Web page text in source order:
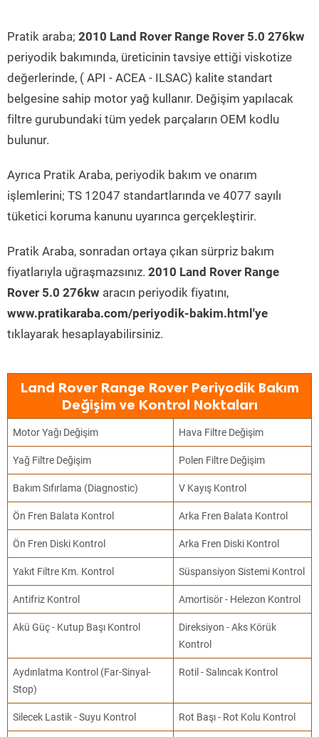
Pratik araba; 2010 Land Rover Range Rover 5.0 276kw
periyodik bakımında, üreticinin tavsiye ettiği viskotize
değerlerinde, ( API - ACEA - ILSAC) kalite standart
belgesine sahip motor yağ kullanır. Değişim yapılacak
filtre gurubundaki tüm yedek parçaların OEM kodlu
bulunur.
Ayrıca Pratik Araba, periyodik bakım ve onarım
işlemlerini; TS 12047 standartlarında ve 4077 sayılı
tüketici koruma kanunu uyarınca gerçekleştirir.
Pratik Araba, sonradan ortaya çıkan sürpriz bakım
fiyatlarıyla uğraşmazsınız. 2010 Land Rover Range
Rover 5.0 276kw aracın periyodik fiyatını,
www.pratikaraba.com/periyodik-bakim.html'ye
tıklayarak hesaplayabilirsiniz.
Land Rover Range Rover Periyodik Bakım
Değişim ve Kontrol Noktaları
Motor Yağı Değişim Hava Filtre Değişim
Yağ Filtre Değişim Polen Filtre Değişim
Bakım Sıfırlama (Diagnostic) V Kayış Kontrol
Ön Fren Balata Kontrol Arka Fren Balata Kontrol
Ön Fren Diski Kontrol Arka Fren Diski Kontrol
Yakıt Filtre Km. Kontrol Süspansiyon Sistemi Kontrol
Antifriz Kontrol Amortisör - Helezon Kontrol
Akü Güç - Kutup Başı Kontrol
Direksiyon - Aks Körük
Kontrol
Aydınlatma Kontrol (Far-Sinyal-
Stop)
Rotil - Salıncak Kontrol
Silecek Lastik - Suyu Kontrol Rot Başı - Rot Kolu Kontrol